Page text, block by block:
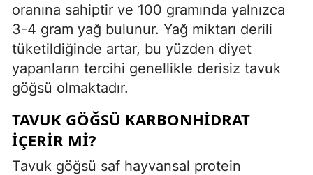
oranına sahiptir ve 100 gramında yalnızca
3-4 gram yağ bulunur. Yağ miktarı derili
tüketildiğinde artar, bu yüzden diyet
yapanların tercihi genellikle derisiz tavuk
göğsü olmaktadır.
TAVUK GÖĞSÜ KARBONHIDRAT
İÇERIR MI?
Tavuk göğsü saf hayvansal protein